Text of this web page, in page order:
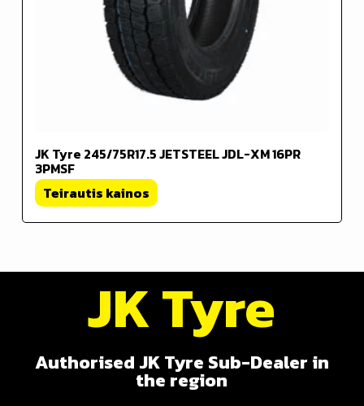
JK Tyre 245/75R17.5 JETSTEEL JDL-XM 16PR
3PMSF
Teirautis kainos
JK Tyre
Authorised JK Tyre Sub-Dealer in
the region